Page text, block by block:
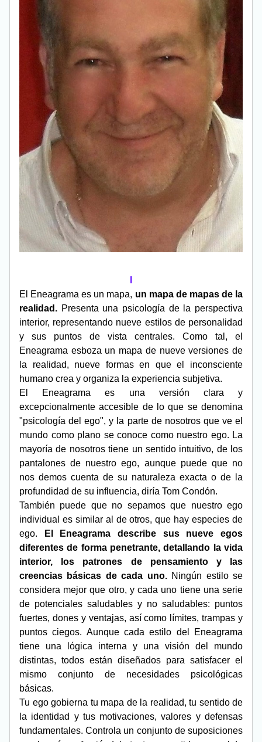
El Eneagrama es un mapa, un mapa de mapas de la
realidad. Presenta una psicología de la perspectiva
interior, representando nueve estilos de personalidad
y sus puntos de vista centrales. Como tal, el
Eneagrama esboza un mapa de nueve versiones de
la realidad, nueve formas en que el inconsciente
humano crea y organiza la experiencia subjetiva.
El Eneagrama es una versión clara y
excepcionalmente accesible de lo que se denomina
"psicología del ego", y la parte de nosotros que ve el
mundo como plano se conoce como nuestro ego. La
mayoría de nosotros tiene un sentido intuitivo, de los
pantalones de nuestro ego, aunque puede que no
nos demos cuenta de su naturaleza exacta o de la
profundidad de su influencia, diría Tom Condón.
También puede que no sepamos que nuestro ego
individual es similar al de otros, que hay especies de
ego. El Eneagrama describe sus nueve egos
diferentes de forma penetrante, detallando la vida
interior, los patrones de pensamiento y las
creencias básicas de cada uno. Ningún estilo se
considera mejor que otro, y cada uno tiene una serie
de potenciales saludables y no saludables: puntos
fuertes, dones y ventajas, así como límites, trampas y
puntos ciegos. Aunque cada estilo del Eneagrama
tiene una lógica interna y una visión del mundo
distintas, todos están diseñados para satisfacer el
mismo conjunto de necesidades psicológicas
básicas.
Tu ego gobierna tu mapa de la realidad, tu sentido de
la identidad y tus motivaciones, valores y defensas
fundamentales. Controla un conjunto de suposiciones